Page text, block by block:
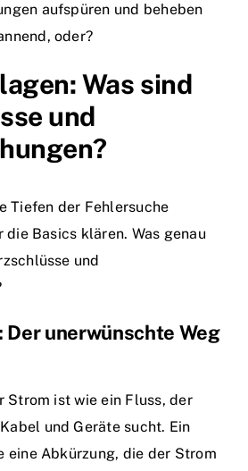
aufspüren und beheben
oder?
Was sind
und
Tiefen der Fehlersuche
Basics klären. Was genau
und
Der unerwünschte Weg
Strom ist wie ein Fluss, der
und Geräte sucht. Ein
eine Abkürzung, die der Strom